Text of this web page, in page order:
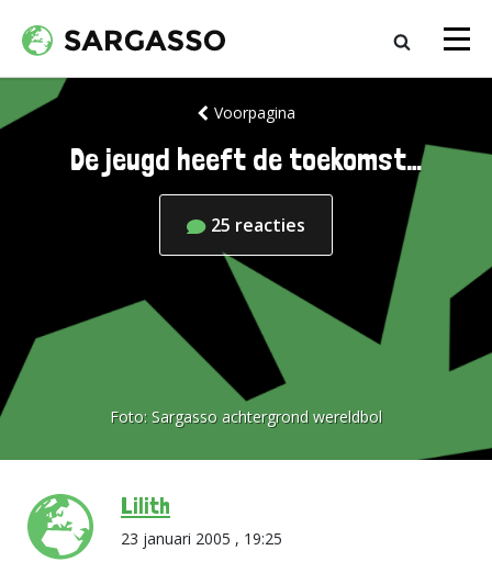
Voorpagina
De jeugd heeft de toekomst…
25 reacties
Foto: Sargasso achtergrond wereldbol
Lilith
23 januari 2005 , 19:25